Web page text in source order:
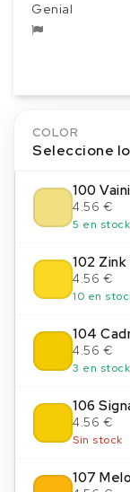
Genial
COLOR
Seleccione
100
4.56 €
5 en stock
102
4.56 €
10 en
104
4.56 €
3 en stock
106
4.56 €
Sin stock
107